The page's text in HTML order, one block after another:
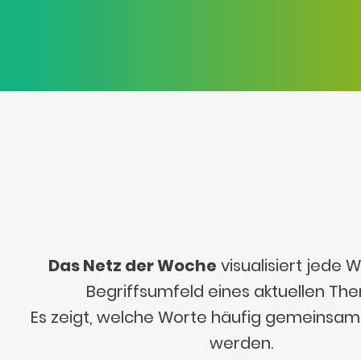
Das Netz der Woche visualisiert jede
Begriffsumfeld eines aktuellen
Es zeigt, welche Worte häufig
werden.